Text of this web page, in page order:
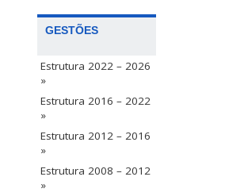
GESTÕES
Estrutura 2022 – 2026
»
Estrutura 2016 – 2022
»
Estrutura 2012 – 2016
»
Estrutura 2008 – 2012
»